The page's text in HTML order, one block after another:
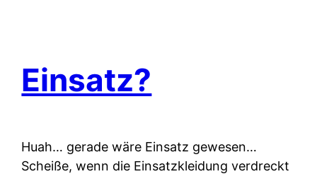
Einsatz?
Huah… gerade wäre Einsatz gewesen…
Scheiße, wenn die Einsatzkleidung verdreckt